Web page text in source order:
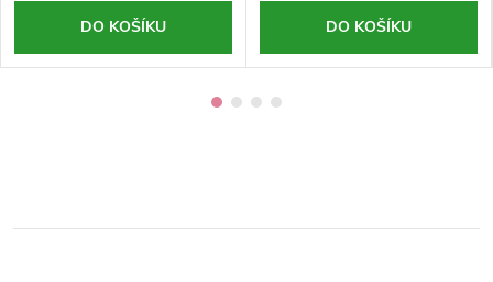
DO KOŠÍKU DO KOŠÍKU